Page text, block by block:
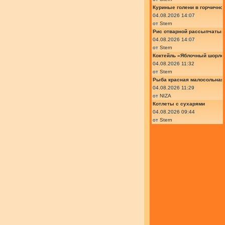
Куриные голени в
04.08.2026 14:07
от Stern
Рис отварной рассыпчатый
04.08.2026 14:07
от Stern
Коктейль «Яблочный
04.08.2026 11:32
от Stern
Рыба красная малосольная
04.08.2026 11:29
от NIZA
Котлеты с сухарями
04.08.2026 09:44
от Stern